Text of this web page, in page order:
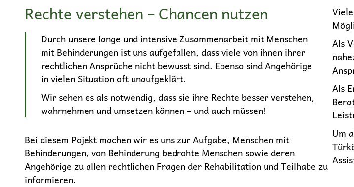
Rechte verstehen – Chancen nutzen
Durch unsere lange und intensive Zusammenarbeit mit Menschen
mit Behinderungen ist uns aufgefallen, dass viele von ihnen ihrer
rechtlichen Ansprüche nicht bewusst sind. Ebenso sind Angehörige
in vielen Situation oft unaufgeklärt.
Wir sehen es als notwendig, dass sie ihre Rechte besser verstehen,
wahrnehmen und umsetzen können – und auch müssen!
Bei diesem Pojekt machen wir es uns zur Aufgabe, Menschen mit
Behinderungen, von Behinderung bedrohte Menschen sowie deren
Angehörige zu allen rechtlichen Fragen der Rehabilitation und Teilhabe zu
informieren.
Als
Als
Um